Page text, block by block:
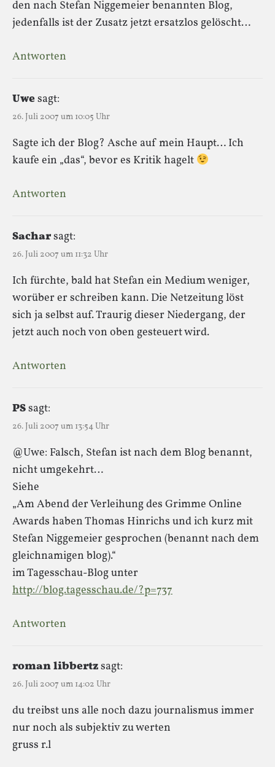
den nach Stefan Niggemeier benannten Blog,
jedenfalls ist der Zusatz jetzt ersatzlos gelöscht…
Antworten
Uwesagt:
26. Juli 2007 um 10:05 Uhr
Sagte ich der Blog? Asche auf mein Haupt… Ich
kaufe ein „das“, bevor es Kritik hagelt
Antworten
Sacharsagt:
26. Juli 2007 um 11:32 Uhr
Ich fürchte, bald hat Stefan ein Medium weniger,
worüber er schreiben kann. Die Netzeitung löst
sich ja selbst auf. Traurig dieser Niedergang, der
jetzt auch noch von oben gesteuert wird.
Antworten
PSsagt:
26. Juli 2007 um 13:54 Uhr
@Uwe: Falsch, Stefan ist nach dem Blog benannt,
nicht umgekehrt…
Siehe
„Am Abend der Verleihung des Grimme Online
Awards haben Thomas Hinrichs und ich kurz mit
Stefan Niggemeier gesprochen (benannt nach dem
gleichnamigen blog).“
im Tagesschau-Blog unter
http://blog.tagesschau.de/?p=737
Antworten
roman libbertzsagt:
26. Juli 2007 um 14:02 Uhr
du treibst uns alle noch dazu journalismus immer
nur noch als subjektiv zu werten
gruss r.l